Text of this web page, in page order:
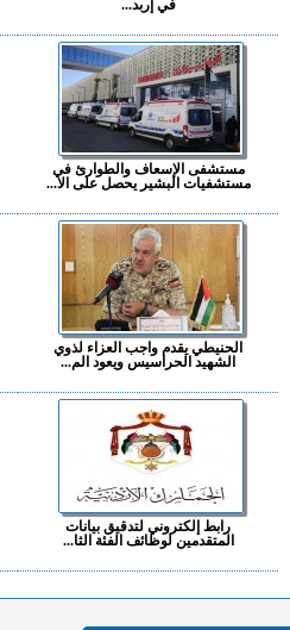
في إربد...
مستشفى الإسعاف والطوارئ في
مستشفيات البشير يحصل على الا...
الحنيطي يقدم واجب العزاء لذوي
الشهيد الحراسيس ويعود الم...
رابط إلكتروني لتدقيق بيانات
المتقدمين لوظائف الفئة الثا...